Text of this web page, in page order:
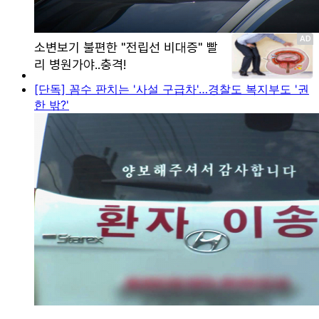
[단독] 꼼수 판치는 '사설 구급차'…경찰도 복지부도 '권
한 밖?'